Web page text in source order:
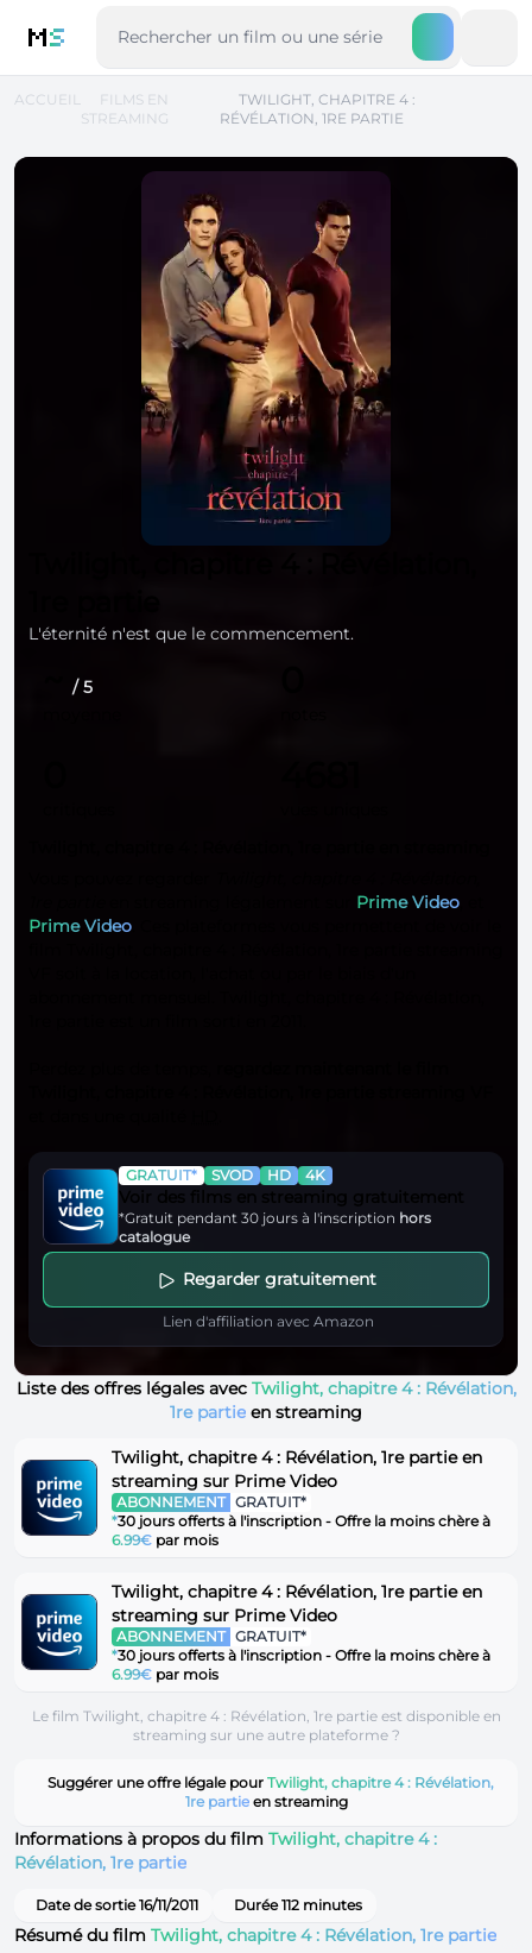
MS
ACCUEIL
FILMS EN
STREAMING
TWILIGHT, CHAPITRE 4 :
RÉVÉLATION, 1RE PARTIE
L'éternité n'est que le commencement.
/ 5
Prime Video
Prime Video
GRATUIT* SVOD HD 4K
Voir des films en streaming gratuitement
*Gratuit pendant 30 jours à l'inscription hors
catalogue
Regarder gratuitement
Lien d'affiliation avec Amazon
Liste des offres légales avec Twilight, chapitre 4 : Révélation,
1re partie en streaming
Twilight, chapitre 4 : Révélation, 1re partie en
streaming sur Prime Video
ABONNEMENT GRATUIT*
*30 jours offerts à l'inscription - Offre la moins chère à
6.99€ par mois
Twilight, chapitre 4 : Révélation, 1re partie en
streaming sur Prime Video
ABONNEMENT GRATUIT*
*30 jours offerts à l'inscription - Offre la moins chère à
6.99€ par mois
Le film Twilight, chapitre 4 : Révélation, 1re partie est disponible en
streaming sur une autre plateforme ?
Suggérer une offre légale pour Twilight, chapitre 4 : Révélation,
1re partieen streaming
Informations à propos du film Twilight, chapitre 4 :
Révélation, 1re partie
Date de sortie 16/11/2011 Durée 112 minutes
Résumé du film Twilight, chapitre 4 : Révélation, 1re partie